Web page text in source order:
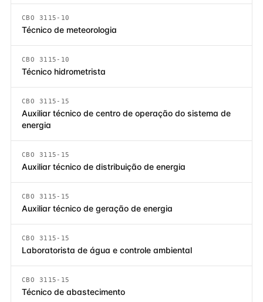
CBO 3115-10
Técnico de meteorologia
CBO 3115-10
Técnico hidrometrista
CBO 3115-15
Auxiliar técnico de centro de operação do sistema de
energia
CBO 3115-15
Auxiliar técnico de distribuição de energia
CBO 3115-15
Auxiliar técnico de geração de energia
CBO 3115-15
Laboratorista de água e controle ambiental
CBO 3115-15
Técnico de abastecimento